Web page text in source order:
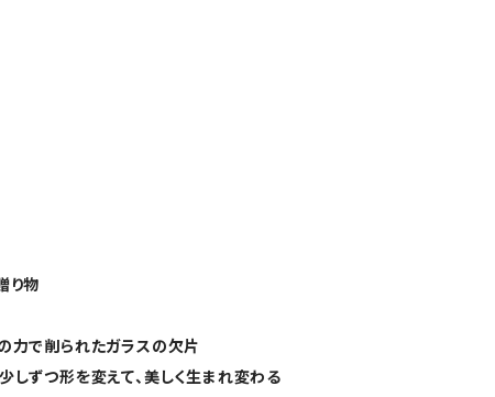
り物
力で削られたガラスの欠片
しずつ形を変えて、美しく生まれ変わる